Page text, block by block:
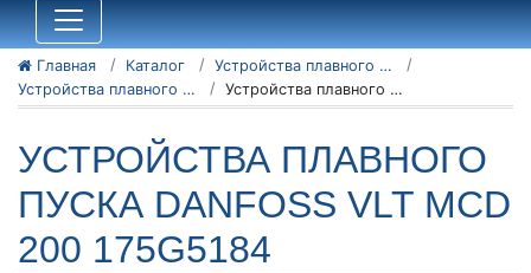
Главная Каталог
Устройства плавного пуска Danfoss
Устройства плавного пуска Danfoss серии VLT MCD 200
Устройства плавного пуска Danfoss VLT MCD 200 175G5184
УСТРОЙСТВА ПЛАВНОГО
ПУСКА DANFOSS VLT MCD
200 175G5184